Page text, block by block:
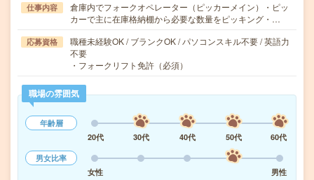
仕事内容
倉庫内でフォークオペレーター（ピッカーメイン）・ピッ
カーで主に在庫格納棚から必要な数量をピッキング・…
応募資格
職種未経験OK / ブランクOK / パソコンスキル不要 / 英語力
不要
・フォークリフト免許（必須）
職場の雰囲気
年齢層
20代
30代 40代 50代
60代
男女比率
女性
男性